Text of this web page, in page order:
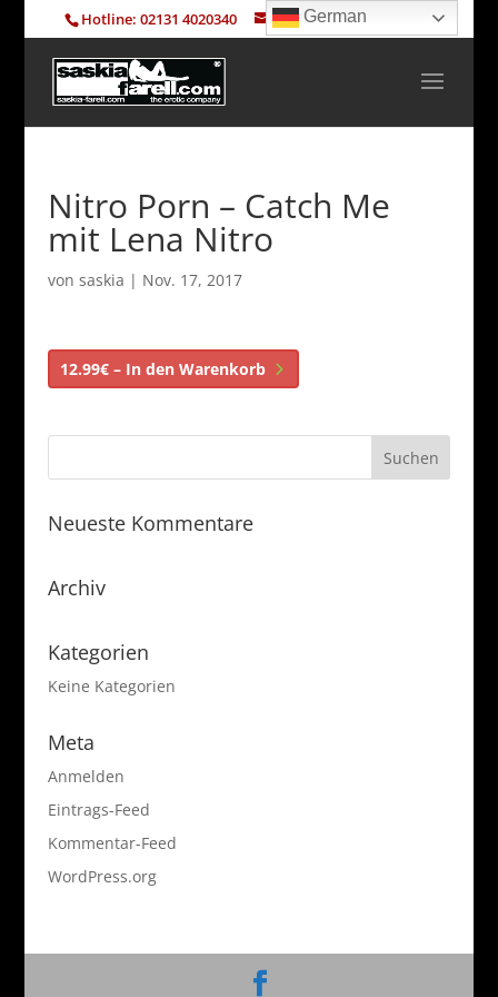
Hotline: 02131 4020340 info@saskia-farell.com
Nitro Porn – Catch Me
mit Lena Nitro
von saskia | Nov. 17, 2017
12.99€ – In den Warenkorb
Neueste Kommentare
Archiv
Kategorien
Keine Kategorien
Meta
Anmelden
Eintrags-Feed
Kommentar-Feed
WordPress.org
German